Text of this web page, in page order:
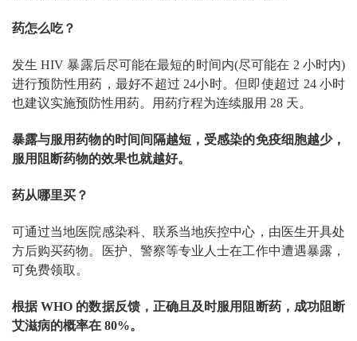
药怎么吃？
发生 HIV 暴露后尽可能在最短的时间内(尽可能在 2 小时内)
进行预防性用药，最好不超过 24小时。但即使超过 24 小时
也建议实施预防性用药。用药疗程为连续服用 28 天。
暴露与服用药物的时间间隔越短，受感染的免疫细胞越少，
服用阻断药物的效果也就越好。
药从哪里买？
可通过当地医院感染科、联系当地疾控中心，由医生开具处
方后购买药物。医护、警察等专业人士在工作中遭遇暴露，
可免费领取。
根据 WHO 的数据反馈，正确且及时服用阻断药，成功阻断
艾滋病的概率在 80%。